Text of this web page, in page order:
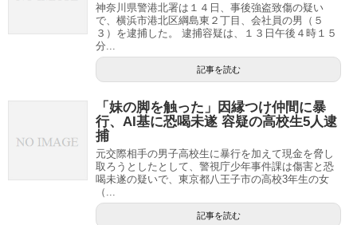
神奈川県警港北署は１４日、事後強盗致傷の疑い
で、横浜市港北区綱島東２丁目、会社員の男（５
３）を逮捕した。 逮捕容疑は、１３日午後４時１５
分...
記事を読む
「妹の脚を触った」因縁つけ仲間に暴
行、AI基に恐喝未遂 容疑の高校生5人逮
捕
元交際相手の男子高校生に暴行を加えて現金を脅し
取ろうとしたとして、警視庁少年事件課は傷害と恐
喝未遂の疑いで、東京都八王子市の高校3年生の女
（...
記事を読む